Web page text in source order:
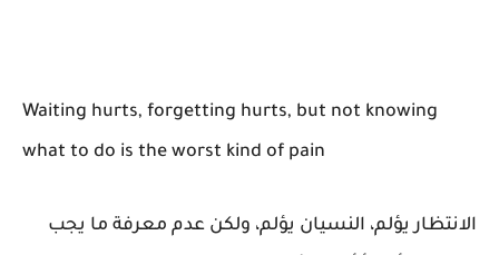
Waiting hurts, forgetting hurts, but not knowing
what to do is the worst kind of pain
الانتظار يؤلم، النسيان يؤلم، ولكن عدم معرفة ما يجب